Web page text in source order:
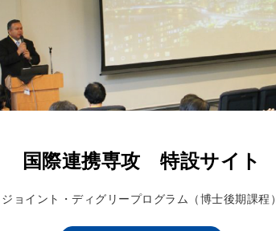
国際連携専攻 特設サイト
ジョイント・ディグリープログラム（博士後期課程）